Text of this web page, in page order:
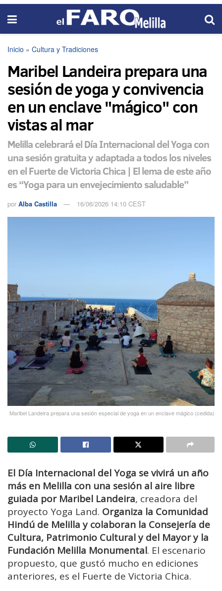
Inicio » Cultura y Tradiciones
Maribel Landeira prepara una
sesión de yoga y convivencia
en un enclave "mágico" con
vistas al mar
Melilla celebrará el Día Internacional del Yoga con
una sesión gratuita y adaptada a todos los niveles
en el Fuerte de Victoria Chica | El lema de este año
es “Yoga para un envejecimiento saludable”
por Alba Castilla 16/06/2026 14:10 CEST
Maribel Landeira prepara una sesión especial de yoga en un enclave mágico (cedida)
El Día Internacional del Yoga se vivirá un año
más en Melilla con una sesión al aire libre
guiada por Maribel Landeira, creadora del
proyecto Yoga Land. Organiza la Comunidad
Hindú de Melilla y colaboran la Consejería de
Cultura, Patrimonio Cultural y del Mayor y la
Fundación Melilla Monumental. El escenario
propuesto, que gustó mucho en ediciones
anteriores, es el Fuerte de Victoria Chica.